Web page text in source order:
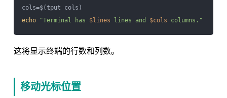
echo
"Terminal has $lines lines and $cols columns."
这将显示终端的行数和列数。
移动光标位置